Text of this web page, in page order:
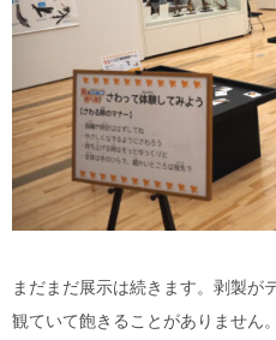
まだまだ展示は続きます。 剥製が
観ていて飽きることがありません。